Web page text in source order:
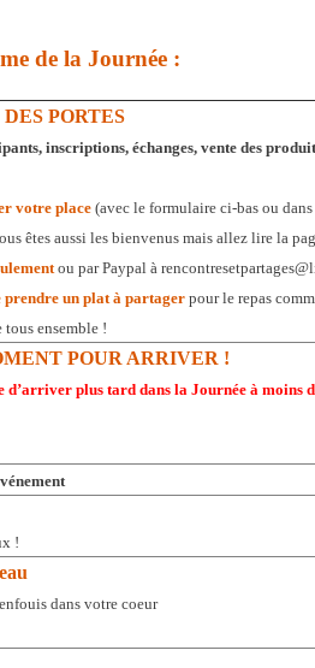
de la Journée :
PORTES
inscriptions, échanges, vente des
votre place (avec le formulaire ci-bas ou
êtes aussi les bienvenus mais allez lire la
ou par Paypal à
prendre un plat à partager pour le repas
ensemble !
POUR ARRIVER !
d’arriver plus tard dans la Journée à moins
!
dans votre coeur